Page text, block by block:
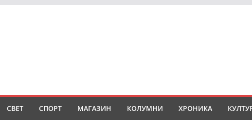
СВЕТ СПОРТ МАГАЗИН КОЛУМНИ ХРОНИКА